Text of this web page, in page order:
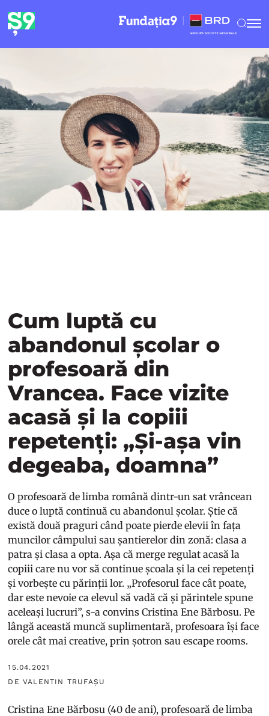
Cum luptă cu
abandonul școlar o
profesoară din
Vrancea. Face vizite
acasă și la copiii
repetenți: „Și-așa vin
degeaba, doamna”
O profesoară de limba română dintr-un sat vrâncean
duce o luptă continuă cu abandonul școlar. Știe că
există două praguri când poate pierde elevii în fața
muncilor câmpului sau șantierelor din zonă: clasa a
patra și clasa a opta. Așa că merge regulat acasă la
copiii care nu vor să continue școala și la cei repetenți
și vorbește cu părinții lor. „Profesorul face cât poate,
dar este nevoie ca elevul să vadă că și părintele spune
aceleași lucruri”, s-a convins Cristina Ene Bărbosu. Pe
lângă această muncă suplimentară, profesoara își face
orele cât mai creative, prin șotron sau escape rooms.
15.04.2021
DE VALENTIN TRUFAȘU
Cristina Ene Bărbosu (40 de ani), profesoară de limba